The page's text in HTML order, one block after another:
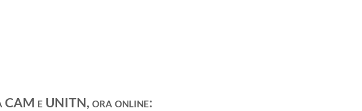
e UNITN, ora online: